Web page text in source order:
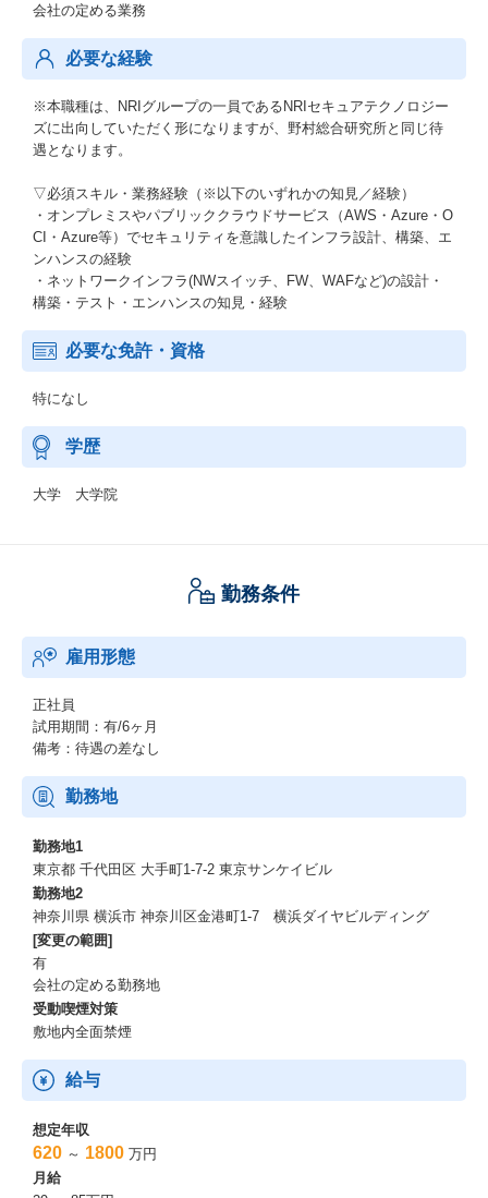
会社の定める業務
必要な経験
※本職種は、NRIグループの一員であるNRIセキュアテクノロジー
ズに出向していただく形になりますが、野村総合研究所と同じ待
遇となります。
▽必須スキル・業務経験（※以下のいずれかの知見／経験）
・オンプレミスやパブリッククラウドサービス（AWS・Azure・O
CI・Azure等）でセキュリティを意識したインフラ設計、構築、エ
ンハンスの経験
・ネットワークインフラ(NWスイッチ、FW、WAFなど)の設計・
構築・テスト・エンハンスの知見・経験
必要な免許・資格
特になし
学歴
大学 大学院
勤務条件
雇用形態
正社員
試用期間：有/6ヶ月
備考：待遇の差なし
勤務地
勤務地1
東京都 千代田区 大手町1-7-2 東京サンケイビル
勤務地2
神奈川県 横浜市 神奈川区金港町1-7 横浜ダイヤビルディング
[変更の範囲]
有
会社の定める勤務地
受動喫煙対策
敷地内全面禁煙
給与
想定年収
620 ～ 1800 万円
月給